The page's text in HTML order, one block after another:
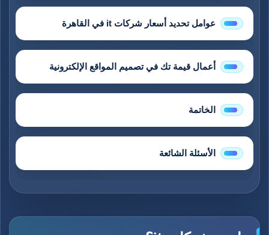
عوامل تحديد أسعار شركات it في القاهرة
أعمال قيمة تك في تصميم المواقع الإلكترونية
الخاتمة
الأسئلة الشائعة